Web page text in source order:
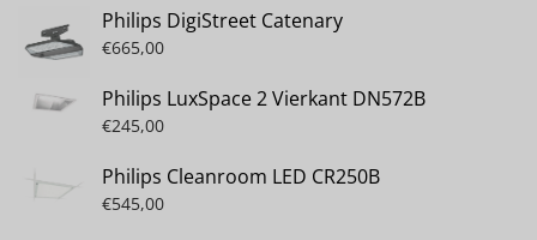
Philips DigiStreet Catenary
€665,00
Philips LuxSpace 2 Vierkant DN572B
€245,00
Philips Cleanroom LED CR250B
€545,00